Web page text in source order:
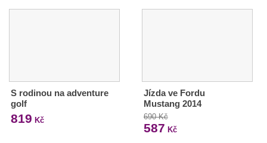
S rodinou na adventure
golf
819 Kč
Jízda ve Fordu
Mustang 2014
690 Kč
587 Kč